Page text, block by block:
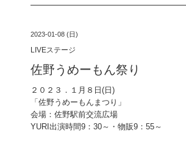
2023-01-08 (日)
LIVEステージ
佐野うめーもん祭り
２０２３．１月８日(日)
「佐野うめーもんまつり」
会場：佐野駅前交流広場
YURI出演時間9：30～・物販9：55～